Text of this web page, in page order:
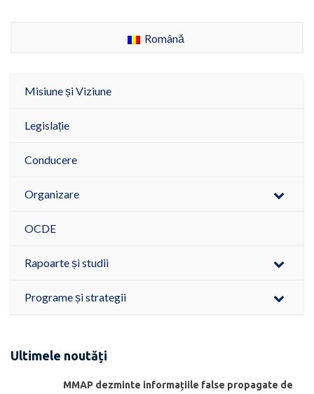
Română
Misiune și Viziune
Legislație
Conducere
Organizare
OCDE
Rapoarte și studii
Programe și strategii
Ultimele noutăți
MMAP dezminte informațiile false propagate de